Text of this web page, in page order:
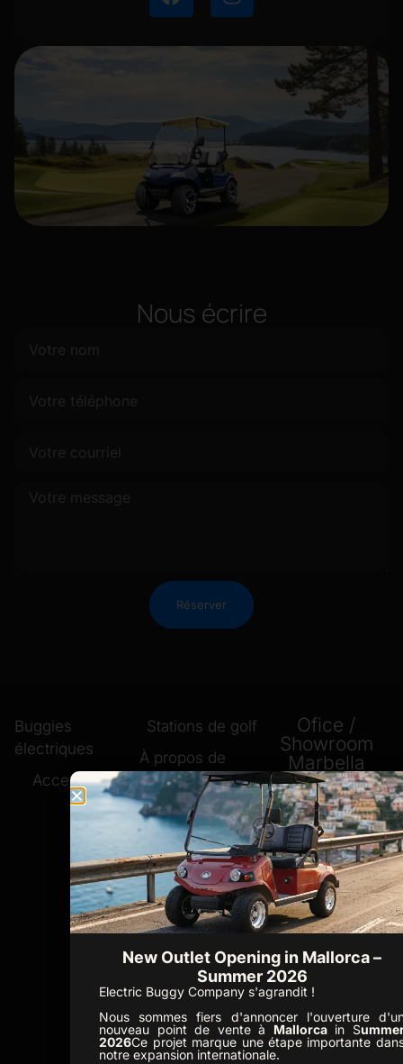
Nous écrire
Réserver
Buggies
électriques
Accessoires
Stations de golf
À propos de
nous
Nouvelles
Contact
Politique en
matière de
cookies
Ofice /
Showroom
Marbella
C. Republica
Checa 13, San
Pedro 29670 -
Espagne
+34 952 348
330
+34 648 518
731
Ofice /
Showroom
Mallorca
New Outlet Opening in Mallorca –
Summer 2026
Electric Buggy Company s'agrandit !
Nous sommes fiers d'annoncer l'ouverture
nouveau point de vente à Mallorcain S
2026Ce projet marque une étape importante
notre expansion internationale.